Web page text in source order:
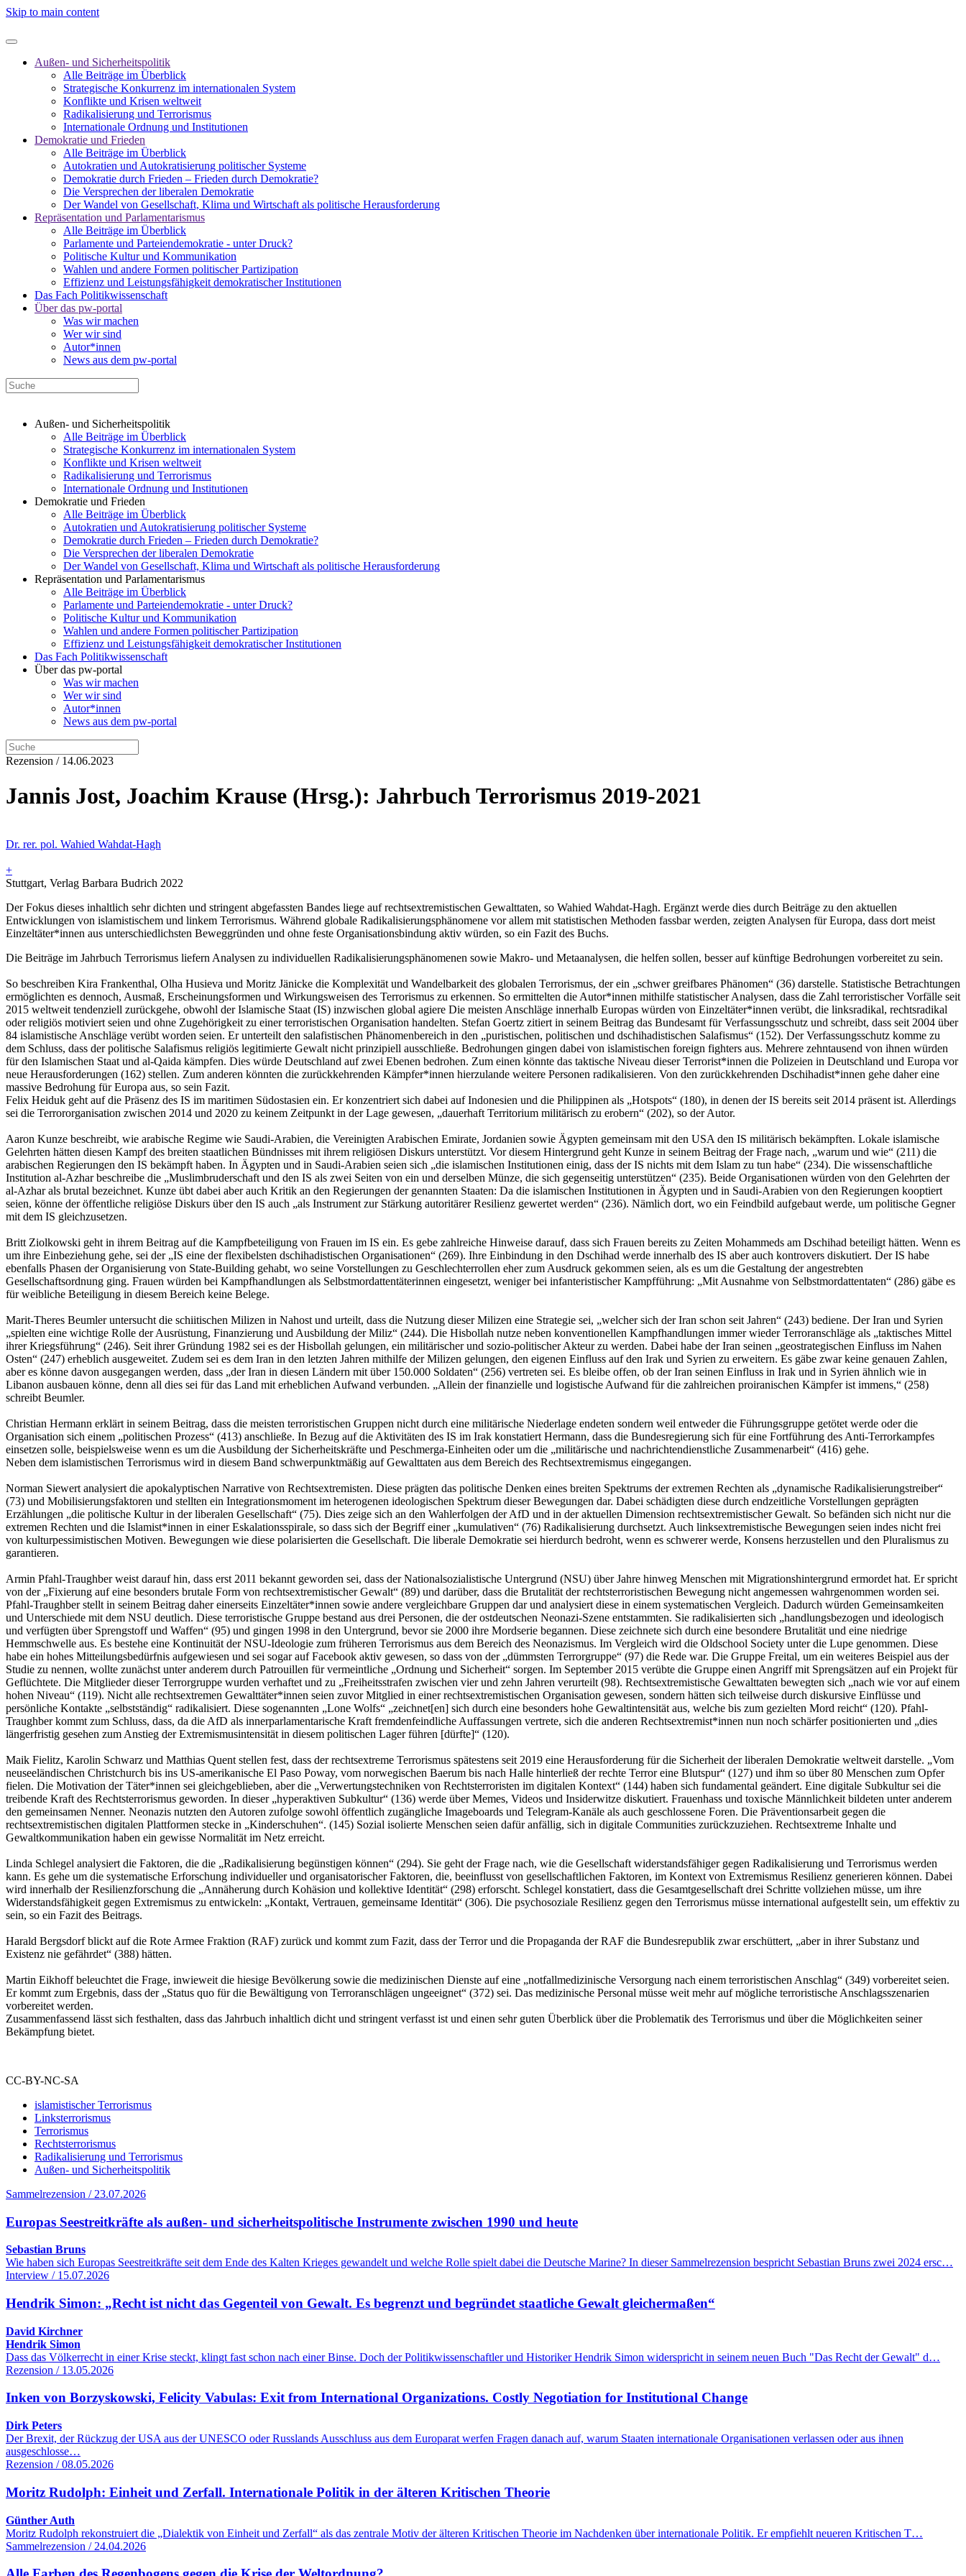
Skip to main content
Außen- und Sicherheitspolitik
Alle Beiträge im Überblick
Strategische Konkurrenz im internationalen System
Konflikte und Krisen weltweit
Radikalisierung und Terrorismus
Internationale Ordnung und Institutionen
Demokratie und Frieden
Alle Beiträge im Überblick
Autokratien und Autokratisierung politischer Systeme
Demokratie durch Frieden – Frieden durch Demokratie?
Die Versprechen der liberalen Demokratie
Der Wandel von Gesellschaft, Klima und Wirtschaft als politische Herausforderung
Repräsentation und Parlamentarismus
Alle Beiträge im Überblick
Parlamente und Parteiendemokratie - unter Druck?
Politische Kultur und Kommunikation
Wahlen und andere Formen politischer Partizipation
Effizienz und Leistungsfähigkeit demokratischer Institutionen
Das Fach Politikwissenschaft
Über das pw-portal
Was wir machen
Wer wir sind
Autor*innen
News aus dem pw-portal
Außen- und Sicherheitspolitik
Alle Beiträge im Überblick
Strategische Konkurrenz im internationalen System
Konflikte und Krisen weltweit
Radikalisierung und Terrorismus
Internationale Ordnung und Institutionen
Demokratie und Frieden
Alle Beiträge im Überblick
Autokratien und Autokratisierung politischer Systeme
Demokratie durch Frieden – Frieden durch Demokratie?
Die Versprechen der liberalen Demokratie
Der Wandel von Gesellschaft, Klima und Wirtschaft als politische Herausforderung
Repräsentation und Parlamentarismus
Alle Beiträge im Überblick
Parlamente und Parteiendemokratie - unter Druck?
Politische Kultur und Kommunikation
Wahlen und andere Formen politischer Partizipation
Effizienz und Leistungsfähigkeit demokratischer Institutionen
Das Fach Politikwissenschaft
Über das pw-portal
Was wir machen
Wer wir sind
Autor*innen
News aus dem pw-portal
Rezension / 14.06.2023
Jannis Jost, Joachim Krause (Hrsg.): Jahrbuch Terrorismus 2019-2021
Dr. rer. pol. Wahied Wahdat-Hagh
+
Stuttgart, Verlag Barbara Budrich 2022
Der Fokus dieses inhaltlich sehr dichten und stringent abgefassten Bandes liege auf rechtsextremistischen Gewalttaten, so Wahied Wahdat-Hagh. Ergänzt werde dies durch Beiträge zu den aktuellen
Entwicklungen von islamistischem und linkem Terrorismus. Während globale Radikalisierungsphänomene vor allem mit statistischen Methoden fassbar werden, zeigten Analysen für Europa, dass dort meist
Einzeltäter*innen aus unterschiedlichsten Beweggründen und ohne feste Organisationsbindung aktiv würden, so ein Fazit des Buchs.
Die Beiträge im Jahrbuch Terrorismus liefern Analysen zu individuellen Radikalisierungsphänomenen sowie Makro- und Metaanalysen, die helfen sollen, besser auf künftige Bedrohungen vorbereitet zu sein.
So beschreiben Kira Frankenthal, Olha Husieva und Moritz Jänicke die Komplexität und Wandelbarkeit des globalen Terrorismus, der ein „schwer greifbares Phänomen“ (36) darstelle. Statistische Betrachtungen
ermöglichten es dennoch, Ausmaß, Erscheinungsformen und Wirkungsweisen des Terrorismus zu erkennen. So ermittelten die Autor*innen mithilfe statistischer Analysen, dass die Zahl terroristischer Vorfälle seit
2015 weltweit tendenziell zurückgehe, obwohl der Islamische Staat (IS) inzwischen global agiere Die meisten Anschläge innerhalb Europas würden von Einzeltäter*innen verübt, die linksradikal, rechtsradikal
oder religiös motiviert seien und ohne Zugehörigkeit zu einer terroristischen Organisation handelten. Stefan Goertz zitiert in seinem Beitrag das Bundesamt für Verfassungsschutz und schreibt, dass seit 2004 über
84 islamistische Anschläge verübt worden seien. Er unterteilt den salafistischen Phänomenbereich in den „puristischen, politischen und dschihadistischen Salafismus“ (152). Der Verfassungsschutz komme zu
dem Schluss, dass der politische Salafismus religiös legitimierte Gewalt nicht prinzipiell ausschließe. Bedrohungen gingen dabei von islamistischen foreign fighters aus. Mehrere zehntausend von ihnen würden
für den Islamischen Staat und al-Qaida kämpfen. Dies würde Deutschland auf zwei Ebenen bedrohen. Zum einen könnte das taktische Niveau dieser Terrorist*innen die Polizeien in Deutschland und Europa vor
neue Herausforderungen (162) stellen. Zum anderen könnten die zurückkehrenden Kämpfer*innen hierzulande weitere Personen radikalisieren. Von den zurückkehrenden Dschihadist*innen gehe daher eine
massive Bedrohung für Europa aus, so sein Fazit.
Felix Heiduk geht auf die Präsenz des IS im maritimen Südostasien ein. Er konzentriert sich dabei auf Indonesien und die Philippinen als „Hotspots“ (180), in denen der IS bereits seit 2014 präsent ist. Allerdings
sei die Terrororganisation zwischen 2014 und 2020 zu keinem Zeitpunkt in der Lage gewesen, „dauerhaft Territorium militärisch zu erobern“ (202), so der Autor.
Aaron Kunze beschreibt, wie arabische Regime wie Saudi-Arabien, die Vereinigten Arabischen Emirate, Jordanien sowie Ägypten gemeinsam mit den USA den IS militärisch bekämpften. Lokale islamische
Gelehrten hätten diesen Kampf des breiten staatlichen Bündnisses mit ihrem religiösen Diskurs unterstützt. Vor diesem Hintergrund geht Kunze in seinem Beitrag der Frage nach, „warum und wie“ (211) die
arabischen Regierungen den IS bekämpft haben. In Ägypten und in Saudi-Arabien seien sich „die islamischen Institutionen einig, dass der IS nichts mit dem Islam zu tun habe“ (234). Die wissenschaftliche
Institution al-Azhar beschreibe die „Muslimbruderschaft und den IS als zwei Seiten von ein und derselben Münze, die sich gegenseitig unterstützen“ (235). Beide Organisationen würden von den Gelehrten der
al-Azhar als brutal bezeichnet. Kunze übt dabei aber auch Kritik an den Regierungen der genannten Staaten: Da die islamischen Institutionen in Ägypten und in Saudi-Arabien von den Regierungen kooptiert
seien, könne der öffentliche religiöse Diskurs über den IS auch „als Instrument zur Stärkung autoritärer Resilienz gewertet werden“ (236). Nämlich dort, wo ein Feindbild aufgebaut werde, um politische Gegner
mit dem IS gleichzusetzen.
Britt Ziolkowski geht in ihrem Beitrag auf die Kampfbeteiligung von Frauen im IS ein. Es gebe zahlreiche Hinweise darauf, dass sich Frauen bereits zu Zeiten Mohammeds am Dschihad beteiligt hätten. Wenn es
um ihre Einbeziehung gehe, sei der „IS eine der flexibelsten dschihadistischen Organisationen“ (269). Ihre Einbindung in den Dschihad werde innerhalb des IS aber auch kontrovers diskutiert. Der IS habe
ebenfalls Phasen der Organisierung von State-Building gehabt, wo seine Vorstellungen zu Geschlechterrollen eher zum Ausdruck gekommen seien, als es um die Gestaltung der angestrebten
Gesellschaftsordnung ging. Frauen würden bei Kampfhandlungen als Selbstmordattentäterinnen eingesetzt, weniger bei infanteristischer Kampfführung: „Mit Ausnahme von Selbstmordattentaten“ (286) gäbe es
für weibliche Beteiligung in diesem Bereich keine Belege.
Marit-Theres Beumler untersucht die schiitischen Milizen in Nahost und urteilt, dass die Nutzung dieser Milizen eine Strategie sei, „welcher sich der Iran schon seit Jahren“ (243) bediene. Der Iran und Syrien
„spielten eine wichtige Rolle der Ausrüstung, Finanzierung und Ausbildung der Miliz“ (244). Die Hisbollah nutze neben konventionellen Kampfhandlungen immer wieder Terroranschläge als „taktisches Mittel
ihrer Kriegsführung“ (246). Seit ihrer Gründung 1982 sei es der Hisbollah gelungen, ein militärischer und sozio-politischer Akteur zu werden. Dabei habe der Iran seinen „geostrategischen Einfluss im Nahen
Osten“ (247) erheblich ausgeweitet. Zudem sei es dem Iran in den letzten Jahren mithilfe der Milizen gelungen, den eigenen Einfluss auf den Irak und Syrien zu erweitern. Es gäbe zwar keine genauen Zahlen,
aber es könne davon ausgegangen werden, dass „der Iran in diesen Ländern mit über 150.000 Soldaten“ (256) vertreten sei. Es bleibe offen, ob der Iran seinen Einfluss in Irak und in Syrien ähnlich wie in
Libanon ausbauen könne, denn all dies sei für das Land mit erheblichen Aufwand verbunden. „Allein der finanzielle und logistische Aufwand für die zahlreichen proiranischen Kämpfer ist immens,“ (258)
schreibt Beumler.
Christian Hermann erklärt in seinem Beitrag, dass die meisten terroristischen Gruppen nicht durch eine militärische Niederlage endeten sondern weil entweder die Führungsgruppe getötet werde oder die
Organisation sich einem „politischen Prozess“ (413) anschließe. In Bezug auf die Aktivitäten des IS im Irak konstatiert Hermann, dass die Bundesregierung sich für eine Fortführung des Anti-Terrorkampfes
einsetzen solle, beispielsweise wenn es um die Ausbildung der Sicherheitskräfte und Peschmerga-Einheiten oder um die „militärische und nachrichtendienstliche Zusammenarbeit“ (416) gehe.
Neben dem islamistischen Terrorismus wird in diesem Band schwerpunktmäßig auf Gewalttaten aus dem Bereich des Rechtsextremismus eingegangen.
Norman Siewert analysiert die apokalyptischen Narrative von Rechtsextremisten. Diese prägten das politische Denken eines breiten Spektrums der extremen Rechten als „dynamische Radikalisierungstreiber“
(73) und Mobilisierungsfaktoren und stellten ein Integrationsmoment im heterogenen ideologischen Spektrum dieser Bewegungen dar. Dabei schädigten diese durch endzeitliche Vorstellungen geprägten
Erzählungen „die politische Kultur in der liberalen Gesellschaft“ (75). Dies zeige sich an den Wahlerfolgen der AfD und in der aktuellen Dimension rechtsextremistischer Gewalt. So befänden sich nicht nur die
extremen Rechten und die Islamist*innen in einer Eskalationsspirale, so dass sich der Begriff einer „kumulativen“ (76) Radikalisierung durchsetzt. Auch linksextremistische Bewegungen seien indes nicht frei
von kulturpessimistischen Motiven. Bewegungen wie diese polarisierten die Gesellschaft. Die liberale Demokratie sei hierdurch bedroht, wenn es schwerer werde, Konsens herzustellen und den Pluralismus zu
garantieren.
Armin Pfahl-Traughber weist darauf hin, dass erst 2011 bekannt geworden sei, dass der Nationalsozialistische Untergrund (NSU) über Jahre hinweg Menschen mit Migrationshintergrund ermordet hat. Er spricht
von der „Fixierung auf eine besonders brutale Form von rechtsextremistischer Gewalt“ (89) und darüber, dass die Brutalität der rechtsterroristischen Bewegung nicht angemessen wahrgenommen worden sei.
Pfahl-Traughber stellt in seinem Beitrag daher einerseits Einzeltäter*innen sowie andere vergleichbare Gruppen dar und analysiert diese in einem systematischen Vergleich. Dadurch würden Gemeinsamkeiten
und Unterschiede mit dem NSU deutlich. Diese terroristische Gruppe bestand aus drei Personen, die der ostdeutschen Neonazi-Szene entstammten. Sie radikalisierten sich „handlungsbezogen und ideologisch
und verfügten über Sprengstoff und Waffen“ (95) und gingen 1998 in den Untergrund, bevor sie 2000 ihre Mordserie begannen. Diese zeichnete sich durch eine besondere Brutalität und eine niedrige
Hemmschwelle aus. Es bestehe eine Kontinuität der NSU-Ideologie zum früheren Terrorismus aus dem Bereich des Neonazismus. Im Vergleich wird die Oldschool Society unter die Lupe genommen. Diese
habe ein hohes Mitteilungsbedürfnis aufgewiesen und sei sogar auf Facebook aktiv gewesen, so dass von der „dümmsten Terrorgruppe“ (97) die Rede war. Die Gruppe Freital, um ein weiteres Beispiel aus der
Studie zu nennen, wollte zunächst unter anderem durch Patrouillen für vermeintliche „Ordnung und Sicherheit“ sorgen. Im September 2015 verübte die Gruppe einen Angriff mit Sprengsätzen auf ein Projekt für
Geflüchtete. Die Mitglieder dieser Terrorgruppe wurden verhaftet und zu „Freiheitsstrafen zwischen vier und zehn Jahren verurteilt (98). Rechtsextremistische Gewalttaten bewegten sich „nach wie vor auf einem
hohen Niveau“ (119). Nicht alle rechtsextremen Gewalttäter*innen seien zuvor Mitglied in einer rechtsextremistischen Organisation gewesen, sondern hätten sich teilweise durch diskursive Einflüsse und
persönliche Kontakte „selbstständig“ radikalisiert. Diese sogenannten „Lone Wolfs“ „zeichnet[en] sich durch eine besonders hohe Gewaltintensität aus, welche bis zum gezielten Mord reicht“ (120). Pfahl-
Traughber kommt zum Schluss, dass, da die AfD als innerparlamentarische Kraft fremdenfeindliche Auffassungen vertrete, sich die anderen Rechtsextremist*innen nun noch schärfer positionierten und „dies
längerfristig gesehen zum Anstieg der Extremismusintensität in diesem politischen Lager führen [dürfte]“ (120).
Maik Fielitz, Karolin Schwarz und Matthias Quent stellen fest, dass der rechtsextreme Terrorismus spätestens seit 2019 eine Herausforderung für die Sicherheit der liberalen Demokratie weltweit darstelle. „Vom
neuseeländischen Christchurch bis ins US-amerikanische El Paso Poway, vom norwegischen Baerum bis nach Halle hinterließ der rechte Terror eine Blutspur“ (127) und ihm so über 80 Menschen zum Opfer
fielen. Die Motivation der Täter*innen sei gleichgeblieben, aber die „Verwertungstechniken von Rechtsterroristen im digitalen Kontext“ (144) haben sich fundamental geändert. Eine digitale Subkultur sei die
treibende Kraft des Rechtsterrorismus geworden. In dieser „hyperaktiven Subkultur“ (136) werde über Memes, Videos und Insiderwitze diskutiert. Frauenhass und toxische Männlichkeit bildeten unter anderem
den gemeinsamen Nenner. Neonazis nutzten den Autoren zufolge sowohl öffentlich zugängliche Imageboards und Telegram-Kanäle als auch geschlossene Foren. Die Präventionsarbeit gegen die
rechtsextremistischen digitalen Plattformen stecke in „Kinderschuhen“. (145) Sozial isolierte Menschen seien dafür anfällig, sich in digitale Communities zurückzuziehen. Rechtsextreme Inhalte und
Gewaltkommunikation haben ein gewisse Normalität im Netz erreicht.
Linda Schlegel analysiert die Faktoren, die die „Radikalisierung begünstigen können“ (294). Sie geht der Frage nach, wie die Gesellschaft widerstandsfähiger gegen Radikalisierung und Terrorismus werden
kann. Es gehe um die systematische Erforschung individueller und organisatorischer Faktoren, die, beeinflusst von gesellschaftlichen Faktoren, im Kontext von Extremismus Resilienz generieren können. Dabei
wird innerhalb der Resilienzforschung die „Annäherung durch Kohäsion und kollektive Identität“ (298) erforscht. Schlegel konstatiert, dass die Gesamtgesellschaft drei Schritte vollziehen müsse, um ihre
Widerstandsfähigkeit gegen Extremismus zu entwickeln: „Kontakt, Vertrauen, gemeinsame Identität“ (306). Die psychosoziale Resilienz gegen den Terrorismus müsse international aufgestellt sein, um effektiv zu
sein, so ein Fazit des Beitrags.
Harald Bergsdorf blickt auf die Rote Armee Fraktion (RAF) zurück und kommt zum Fazit, dass der Terror und die Propaganda der RAF die Bundesrepublik zwar erschüttert, „aber in ihrer Substanz und
Existenz nie gefährdet“ (388) hätten.
Martin Eikhoff beleuchtet die Frage, inwieweit die hiesige Bevölkerung sowie die medizinischen Dienste auf eine „notfallmedizinische Versorgung nach einem terroristischen Anschlag“ (349) vorbereitet seien.
Er kommt zum Ergebnis, dass der „Status quo für die Bewältigung von Terroranschlägen ungeeignet“ (372) sei. Das medizinische Personal müsse weit mehr auf mögliche terroristische Anschlagsszenarien
vorbereitet werden.
Zusammenfassend lässt sich festhalten, dass das Jahrbuch inhaltlich dicht und stringent verfasst ist und einen sehr guten Überblick über die Problematik des Terrorismus und über die Möglichkeiten seiner
Bekämpfung bietet.
CC-BY-NC-SA
islamistischer Terrorismus
Linksterrorismus
Terrorismus
Rechtsterrorismus
Radikalisierung und Terrorismus
Außen- und Sicherheitspolitik
Sammelrezension / 23.07.2026
Europas Seestreitkräfte als außen- und sicherheitspolitische Instrumente zwischen 1990 und heute
Sebastian Bruns
Wie haben sich Europas Seestreitkräfte seit dem Ende des Kalten Krieges gewandelt und welche Rolle spielt dabei die Deutsche Marine? In dieser Sammelrezension bespricht Sebastian Bruns zwei 2024 ersc…
Interview / 15.07.2026
Hendrik Simon: „Recht ist nicht das Gegenteil von Gewalt. Es begrenzt und begründet staatliche Gewalt gleichermaßen“
David Kirchner
Hendrik Simon
Dass das Völkerrecht in einer Krise steckt, klingt fast schon nach einer Binse. Doch der Politikwissenschaftler und Historiker Hendrik Simon widerspricht in seinem neuen Buch "Das Recht der Gewalt" d…
Rezension / 13.05.2026
Inken von Borzyskowski, Felicity Vabulas: Exit from International Organizations. Costly Negotiation for Institutional Change
Dirk Peters
Der Brexit, der Rückzug der USA aus der UNESCO oder Russlands Ausschluss aus dem Europarat werfen Fragen danach auf, warum Staaten internationale Organisationen verlassen oder aus ihnen
ausgeschlosse…
Rezension / 08.05.2026
Moritz Rudolph: Einheit und Zerfall. Internationale Politik in der älteren Kritischen Theorie
Günther Auth
Moritz Rudolph rekonstruiert die „Dialektik von Einheit und Zerfall“ als das zentrale Motiv der älteren Kritischen Theorie im Nachdenken über internationale Politik. Er empfiehlt neueren Kritischen T…
Sammelrezension / 24.04.2026